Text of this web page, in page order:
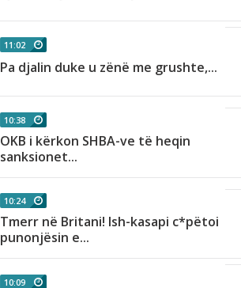
11:02
Pa djalin duke u zënë me grushte,...
10:38
OKB i kërkon SHBA-ve të heqin
sanksionet...
10:24
Tmerr në Britani! Ish-kasapi c*pëtoi
punonjësin e...
10:09